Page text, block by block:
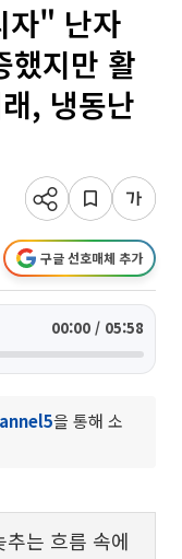
자" 난자
했지만 활
, 냉동난
구글 선호매체 추가
00:00 / 05:58
을 통해 소
는 흐름 속에